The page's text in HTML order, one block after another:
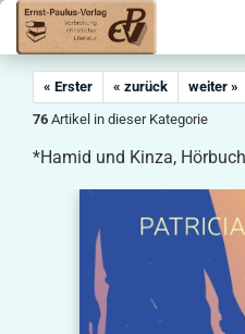
« Erster « zurück weiter »
76 Artikel in dieser Kategorie
*Hamid und Kinza,